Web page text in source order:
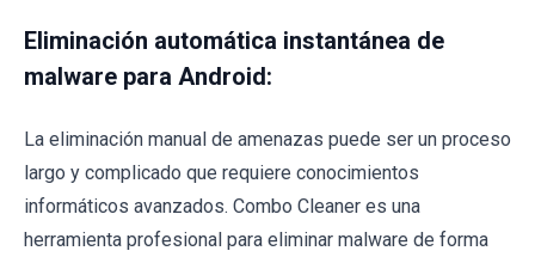
Eliminación automática instantánea de
malware para Android:
La eliminación manual de amenazas puede ser un proceso
largo y complicado que requiere conocimientos
informáticos avanzados. Combo Cleaner es una
herramienta profesional para eliminar malware de forma